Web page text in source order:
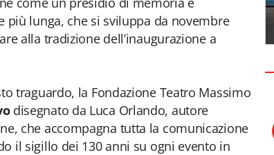
più lunga, che si sviluppa da novembre
alla tradizione dell’inaugurazione a
traguardo, la Fondazione Teatro Massimo
disegnato da Luca Orlando, autore
che accompagna tutta la comunicazione
il sigillo dei 130 anni su ogni evento in